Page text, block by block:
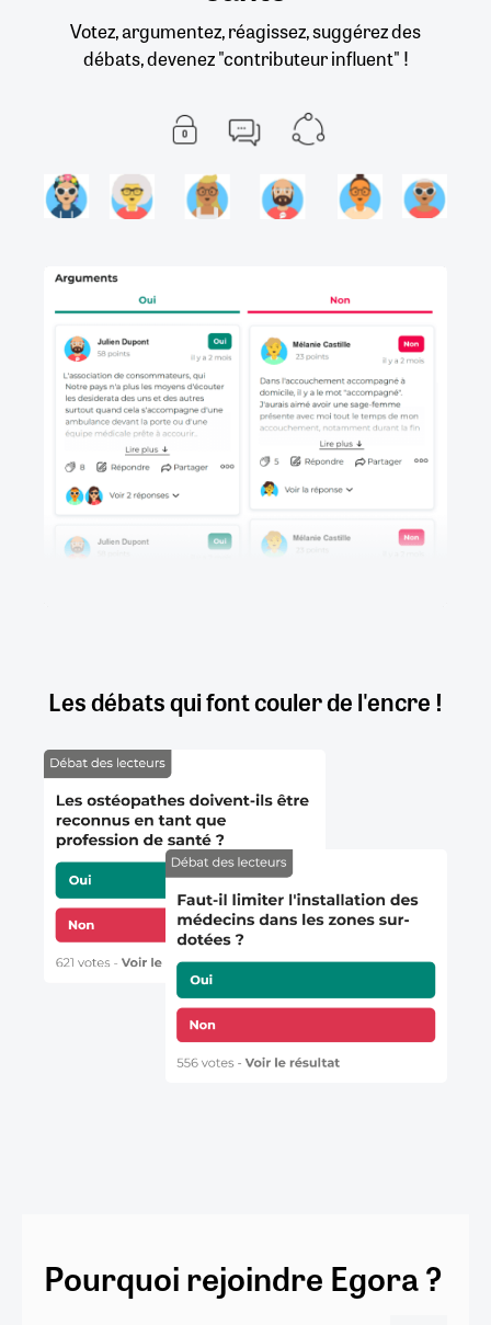
Votez, argumentez, réagissez, suggérez des
débats, devenez "contributeur influent" !
Les débats qui font couler de l'encre !
Pourquoi rejoindre Egora ?